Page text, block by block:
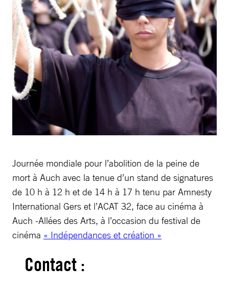
Journée mondiale pour l’abolition de la peine de
mort à Auch avec la tenue d’un stand de signatures
de 10 h à 12 h et de 14 h à 17 h tenu par Amnesty
International Gers et l’ACAT 32, face au cinéma à
Auch -Allées des Arts, à l’occasion du festival de
cinéma « Indépendances et création »
Contact :